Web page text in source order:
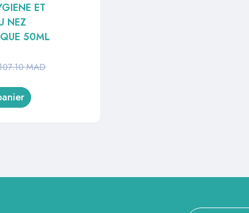
ET
NEZ
50ML
MAD